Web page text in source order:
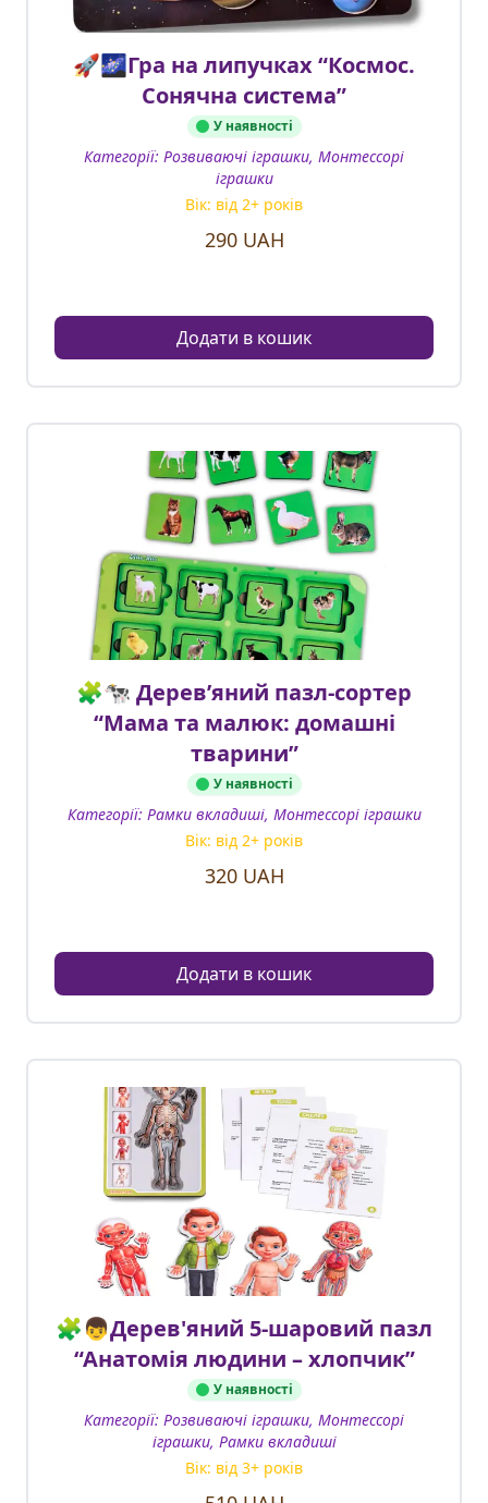
🚀🌌Гра на липучках “Космос.
Сонячна система”
У наявності
Категорії: Розвиваючі іграшки, Монтессорі
іграшки
Вік: від 2+ років
290UAH
Додати в кошик
🧩🐄 Дерев’яний пазл-сортер
“Мама та малюк: домашні
тварини”
У наявності
Категорії: Рамки вкладиші, Монтессорі іграшки
Вік: від 2+ років
320UAH
Додати в кошик
🧩👦Дерев'яний 5-шаровий пазл
“Анатомія людини – хлопчик”
У наявності
Категорії: Розвиваючі іграшки, Монтессорі
іграшки, Рамки вкладиші
Вік: від 3+ років